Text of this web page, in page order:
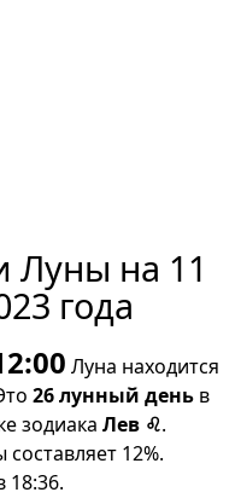
Луны на 11
года
Луна находится
26 лунный день в
зодиака Лев ♌.
составляет 12%.
18:36.